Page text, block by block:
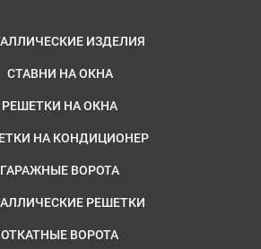
ИЗДЕЛИЯ
СТАВНИ НА ОКНА
РЕШЕТКИ НА ОКНА
НА КОНДИЦИОНЕР
ГАРАЖНЫЕ ВОРОТА
РЕШЕТКИ
ОТКАТНЫЕ ВОРОТА